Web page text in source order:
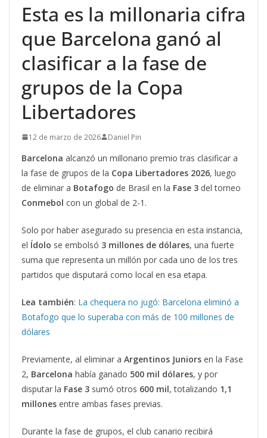
Esta es la millonaria cifra
que Barcelona ganó al
clasificar a la fase de
grupos de la Copa
Libertadores
12 de marzo de 2026 Daniel Pin
Barcelona alcanzó un millonario premio tras clasificar a
la fase de grupos de la Copa Libertadores 2026, luego
de eliminar a Botafogo de Brasil en la Fase 3 del torneo
Conmebol con un global de 2-1.
Solo por haber asegurado su presencia en esta instancia,
el Ídolo se embolsó 3 millones de dólares, una fuerte
suma que representa un millón por cada uno de los tres
partidos que disputará como local en esa etapa.
Lea también: La chequera no jugó: Barcelona eliminó a
Botafogo que lo superaba con más de 100 millones de
dólares
Previamente, al eliminar a Argentinos Juniors en la Fase
2, Barcelona había ganado 500 mil dólares, y por
disputar la Fase 3 sumó otros 600 mil, totalizando 1,1
millones entre ambas fases previas.
Durante la fase de grupos, el club canario recibirá